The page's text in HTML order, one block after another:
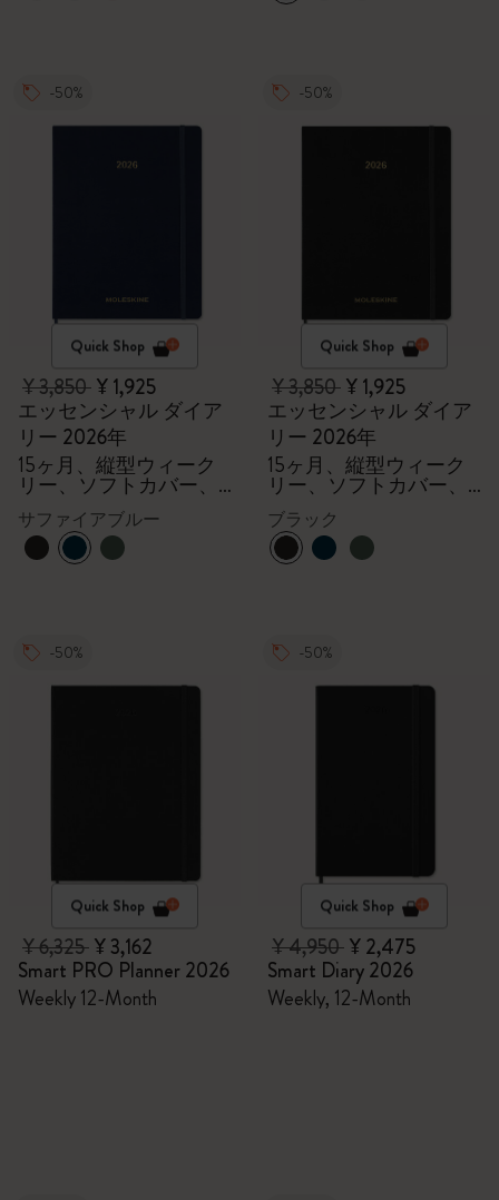
-50%
Quick Shop
¥ 3,850¥ 1,925
エッセンシャル ダイア
リー 2026年
15ヶ月、縦型ウィーク
リー、ソフトカバー、
サファイアブルー
-50%
Quick Shop
¥ 3,850¥ 1,925
エッセンシャル ダイア
リー 2026年
15ヶ月、縦型ウィーク
リー、ソフトカバー、
XXL
ブラック
-50%
Quick Shop
¥ 6,325¥ 3,162
Smart PRO Planner 2026
Weekly 12-Month
-50%
Quick Shop
¥ 4,950¥ 2,475
Smart Diary 2026
Weekly, 12-Month